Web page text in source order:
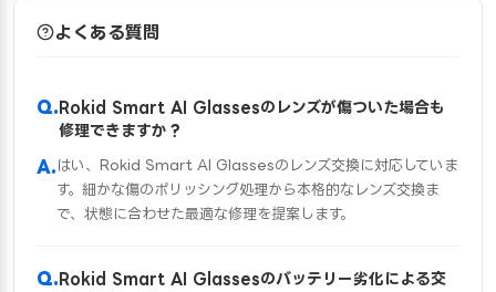
よくある質問
Rokid Smart AI Glassesのレンズが傷ついた場合も
修理できますか？
はい、Rokid Smart AI Glassesのレンズ交換に対応していま
す。細かな傷のポリッシング処理から本格的なレンズ交換ま
で、状態に合わせた最適な修理を提案します。
Rokid Smart AI Glassesのバッテリー劣化による交